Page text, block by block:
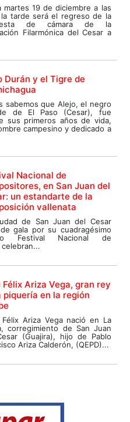
martes 19 de diciembre a las
tarde será el regreso de la
de cámara de la
Filarmónica del Cesar a
Durán y el Tigre de
sabemos que Alejo, el negro
de El Paso (Cesar), fue
sus primeros años de vida,
campesino y dedicado a
Nacional de
en San Juan del
un estandarte de la
vallenata
de San Juan del Cesar
gala por su cuadragésimo
Festival Nacional de
Félix Ariza Vega, gran rey
piquería en la región
Ariza Vega nació en La
corregimiento de San Juan
(Guajira), hijo de Pablo
Ariza Calderón, (QEPD)...